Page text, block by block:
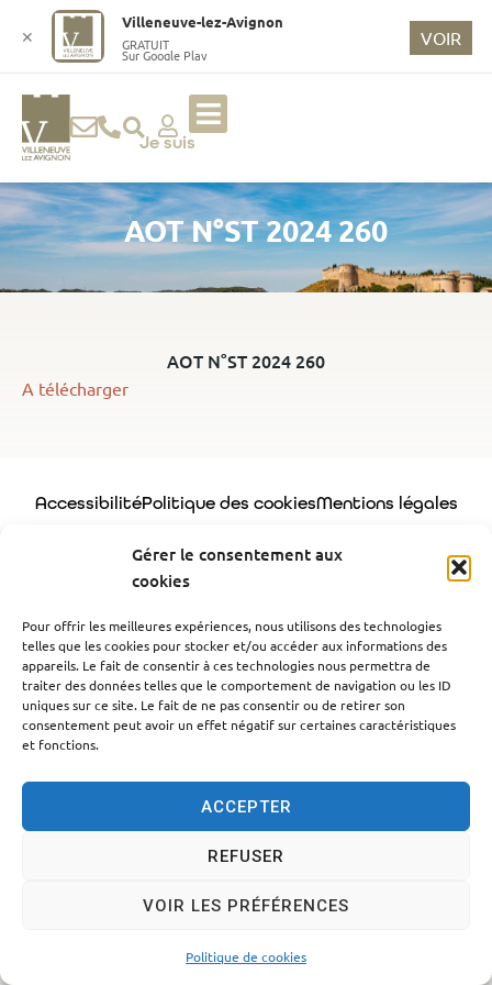
Gérer le consentement aux
cookies
Pour offrir les meilleures expériences, nous utilisons des technologies
telles que les cookies pour stocker et/ou accéder aux informations des
appareils. Le fait de consentir à ces technologies nous permettra de
traiter des données telles que le comportement de navigation ou les ID
uniques sur ce site. Le fait de ne pas consentir ou de retirer son
consentement peut avoir un effet négatif sur certaines caractéristiques
et fonctions.
ACCEPTER
REFUSER
VOIR LES PRÉFÉRENCES
Politique de cookies
ri
n
ci
Je suis
AOT N°ST 2024 260
AOT N°ST 2024 260
A télécharger
AccessibilitéPolitique des cookiesMentions légales
© 2024 - Propulsé par Utopia
✕
Villeneuve-lez-Avignon
GRATUIT
Sur Google Play
VOIR